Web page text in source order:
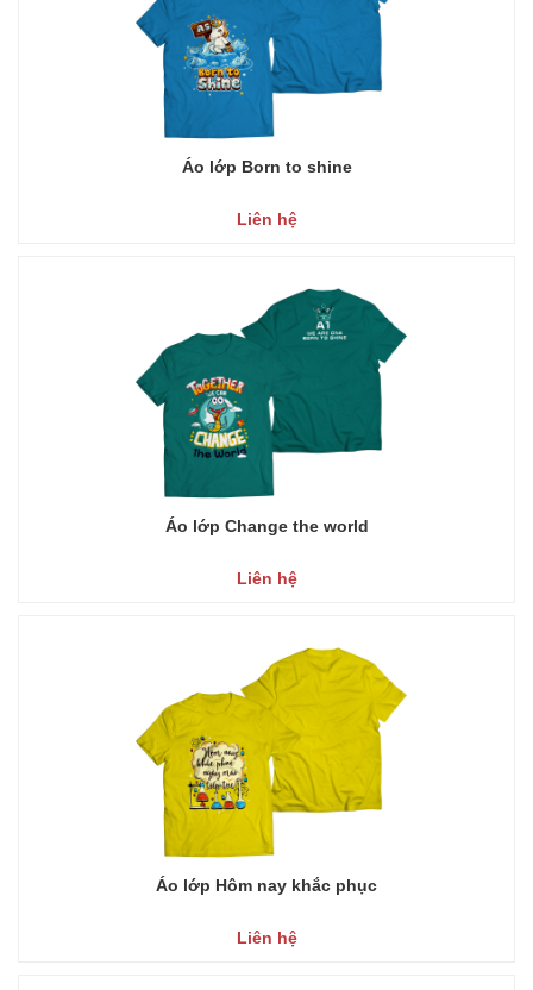
Áo lớp Born to shine
Liên hệ
Áo lớp Change the world
Liên hệ
Áo lớp Hôm nay khắc phục
Liên hệ